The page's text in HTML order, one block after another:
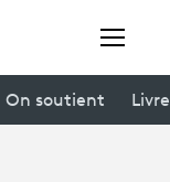
On soutient